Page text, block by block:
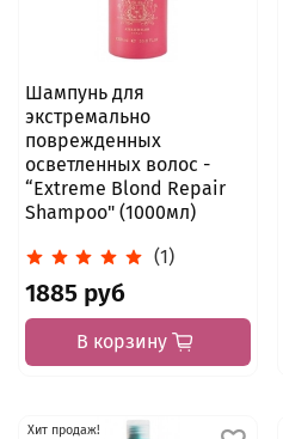
Шампунь для
экстремально
поврежденных
осветленных волос -
“Extreme Blond Repair
Shampoo" (1000мл)
(1)
1885 руб
В корзину
Хит продаж!